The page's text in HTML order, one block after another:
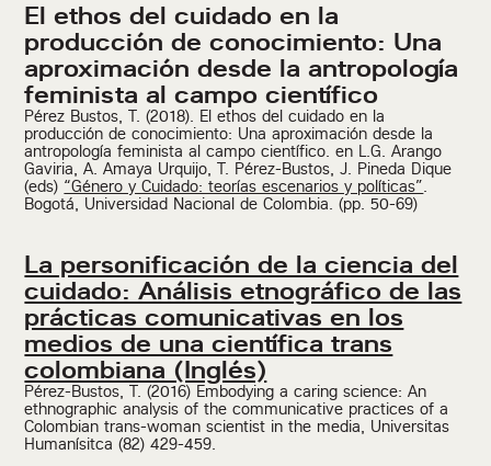
El ethos del cuidado en la
producción de conocimiento: Una
aproximación desde la antropología
feminista al campo científico
Pérez Bustos, T. (2018). El ethos del cuidado en la
producción de conocimiento: Una aproximación desde la
antropología feminista al campo científico. en L.G. Arango
Gaviria, A. Amaya Urquijo, T. Pérez-Bustos, J. Pineda Dique
(eds) “Género y Cuidado: teorías escenarios y políticas”
Bogotá, Universidad Nacional de Colombia. (pp. 50-69)
La personificación de la ciencia del
cuidado: Análisis etnográfico de las
prácticas comunicativas en los
medios de una científica trans
colombiana (Inglés)
Pérez-Bustos, T. (2016) Embodying a caring science: An
ethnographic analysis of the communicative practices of a
Colombian trans-woman scientist in the media, Universitas
Humanísitca (82) 429-459.